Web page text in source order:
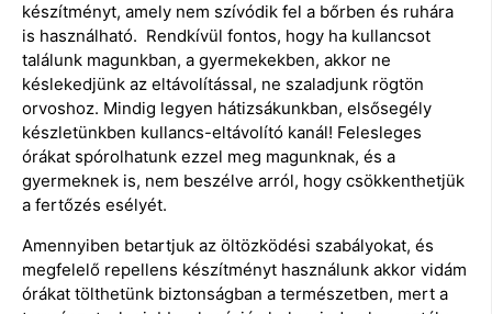
készítményt, amely nem szívódik fel a bőrben és ruhára
is használható. Rendkívül fontos, hogy ha kullancsot
találunk magunkban, a gyermekekben, akkor ne
késlekedjünk az eltávolítással, ne szaladjunk rögtön
orvoshoz. Mindig legyen hátizsákunkban, elsősegély
készletünkben kullancs-eltávolító kanál! Felesleges
órákat spórolhatunk ezzel meg magunknak, és a
gyermeknek is, nem beszélve arról, hogy csökkenthetjük
a fertőzés esélyét.
Amennyiben betartjuk az öltözködési szabályokat, és
megfelelő repellens készítményt használunk akkor vidám
órákat tölthetünk biztonságban a természetben, mert a